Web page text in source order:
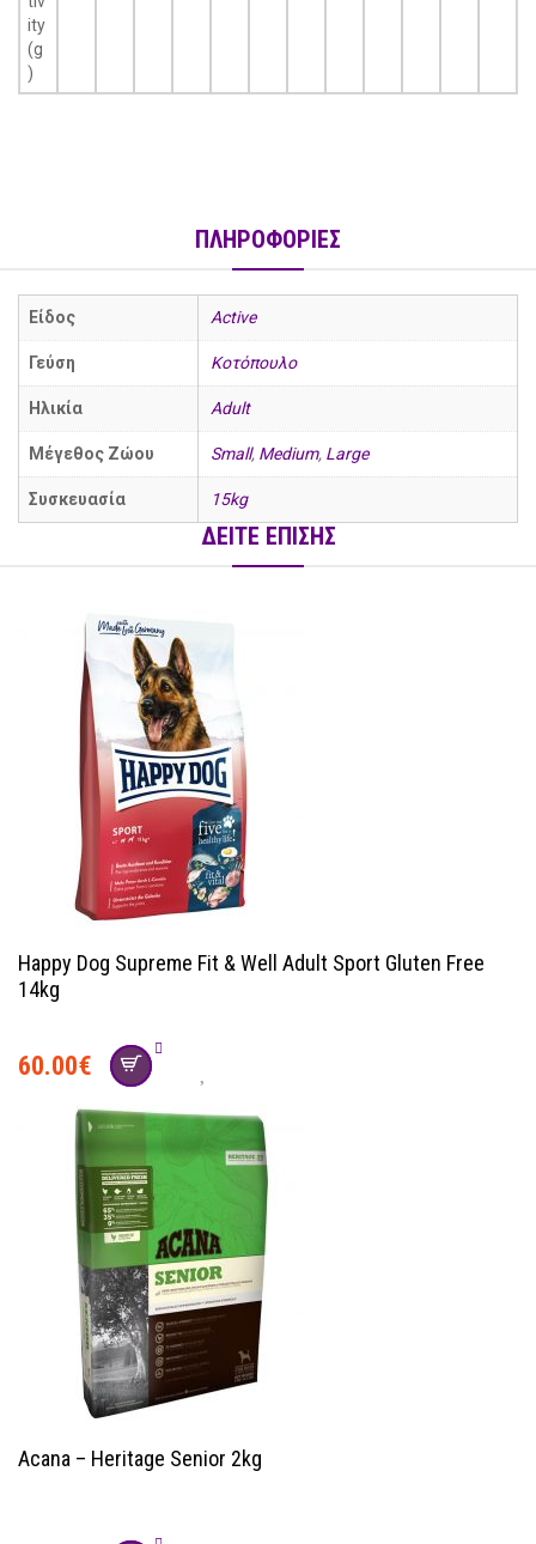
ity
(g
)
ΠΛΗΡΟΦΟΡΙΕΣ
Είδος Active
Γεύση Κοτόπουλο
Ηλικία Adult
Μέγεθος Ζώου Small, Medium, Large
Συσκευασία 15kg
ΔΕΙΤΕ ΕΠΙΣΗΣ
Happy Dog Supreme Fit & Well Adult Sport Gluten Free
14kg
60.00€
Acana – Heritage Senior 2kg